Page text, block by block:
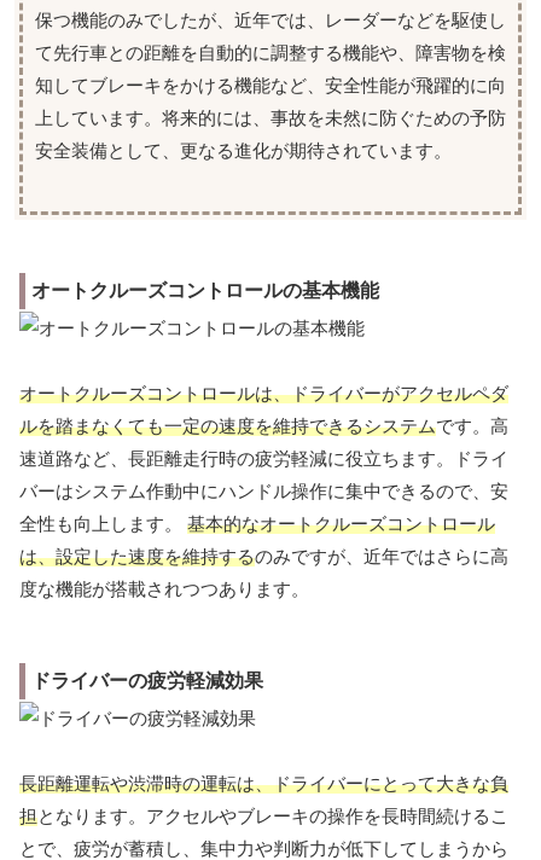
保つ機能のみでしたが、近年では、レーダーなどを駆使し
て先行車との距離を自動的に調整する機能や、障害物を検
知してブレーキをかける機能など、安全性能が飛躍的に向
上しています。将来的には、事故を未然に防ぐための予防
安全装備として、更なる進化が期待されています。
オートクルーズコントロールの基本機能
オートクルーズコントロールは、ドライバーがアクセルペダ
ルを踏まなくても一定の速度を維持できるシステムです。高
速道路など、長距離走行時の疲労軽減に役立ちます。ドライ
バーはシステム作動中にハンドル操作に集中できるので、安
全性も向上します。 基本的なオートクルーズコントロール
は、設定した速度を維持するのみですが、近年ではさらに高
度な機能が搭載されつつあります。
ドライバーの疲労軽減効果
長距離運転や渋滞時の運転は、ドライバーにとって大きな負
担となります。アクセルやブレーキの操作を長時間続けるこ
とで、疲労が蓄積し、集中力や判断力が低下してしまうから